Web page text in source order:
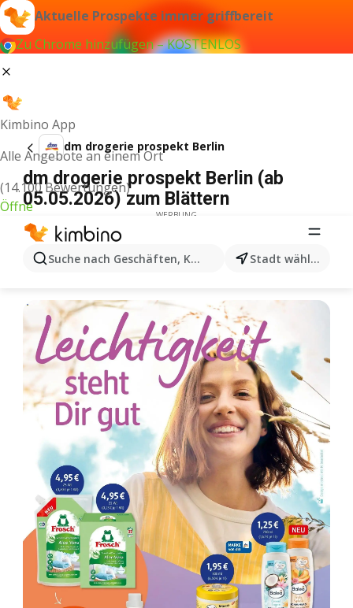
Aktuelle Prospekte immer griffbereit
Zu Chrome hinzufügen – KOSTENLOS
Kimbino App
Alle Angebote an einem Ort
(14.100 Bewertungen)
Öffne
Suche nach Geschäften, Kategorien, Produkten...
Stadt wählen
dm drogerie prospekt Berlin
dm drogerie prospekt Berlin (ab
05.05.2026) zum Blättern
WERBUNG